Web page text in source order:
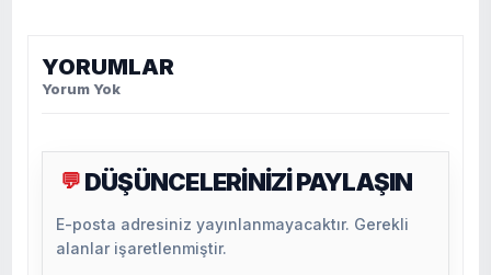
YORUMLAR
Yorum Yok
💬 DÜŞÜNCELERİNİZİ PAYLAŞIN
E-posta adresiniz yayınlanmayacaktır. Gerekli
alanlar işaretlenmiştir.